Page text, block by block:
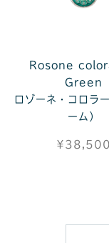
Rosone
Green
ロゾーネ・コロラ
ーム）
¥38,500